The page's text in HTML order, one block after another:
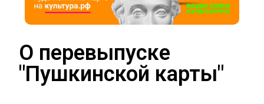
О перевыпуске
"Пушкинской карты"